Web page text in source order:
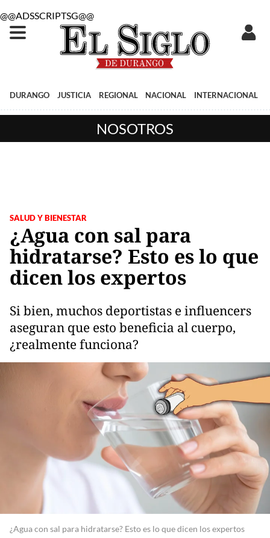
@@ADSSCRIPTSG@@
DURANGO JUSTICIA REGIONAL NACIONAL INTERNACIONAL
NOSOTROS
SALUD Y BIENESTAR
¿Agua con sal para
hidratarse? Esto es lo que
dicen los expertos
Si bien, muchos deportistas e influencers
aseguran que esto beneficia al cuerpo,
¿realmente funciona?
¿Agua con sal para hidratarse? Esto es lo que dicen los expertos